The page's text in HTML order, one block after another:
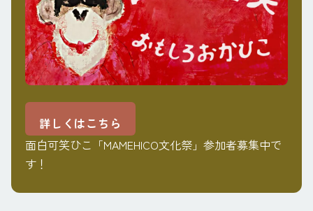
詳しくはこちら
面白可笑ひこ「MAMEHICO文化祭」参加者募集中で
す！